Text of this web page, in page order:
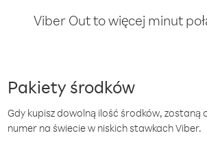
Viber Out to więcej minut
Pakiety środków
Gdy kupisz dowolną ilość środków,
numer na świecie w niskich stawkach Viber.